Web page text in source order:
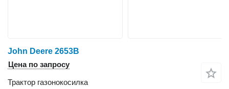
John Deere 2653B
Цена по запросу
Трактор газонокосилка